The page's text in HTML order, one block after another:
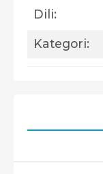
Dili:
Kategori: